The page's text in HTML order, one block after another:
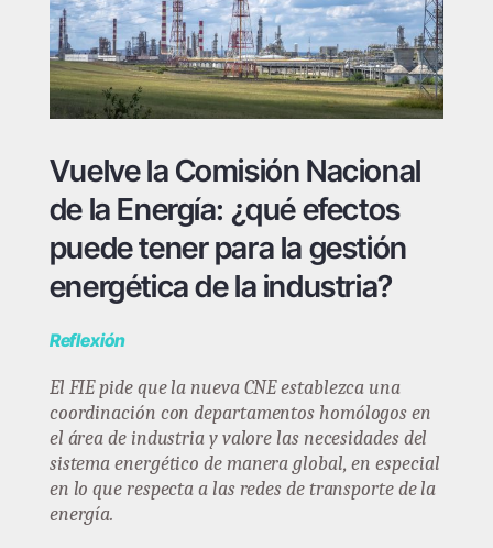
Vuelve la Comisión Nacional
de la Energía: ¿qué efectos
puede tener para la gestión
energética de la industria?
Reflexión
El FIE pide que la nueva CNE establezca una
coordinación con departamentos homólogos en
el área de industria y valore las necesidades del
sistema energético de manera global, en especial
en lo que respecta a las redes de transporte de la
energía.